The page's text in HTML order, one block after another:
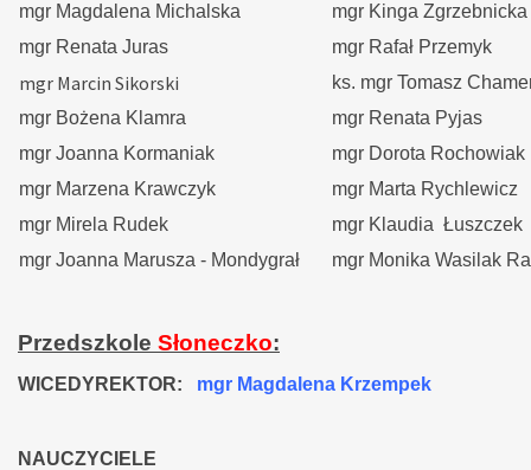
mgr Magdalena Michalska
mgr Kinga Zgrzebnicka
mgr Renata Juras
mgr Rafał Przemyk
mgr Marcin Sikorski
ks. mgr Tomasz
mgr Bożena Klamra
mgr Renata Pyjas
mgr Joanna Kormaniak
mgr Dorota Rochowiak
mgr Marzena Krawczyk
mgr Marta Rychlewicz
mgr Mirela Rudek
mgr Klaudia Łuszczek
mgr Joanna Marusza - Mondygrał
mgr Monika Wasilak
Przedszkole Słoneczko:
WICEDYREKTOR: mgr Magdalena Krzempek
NAUCZYCIELE